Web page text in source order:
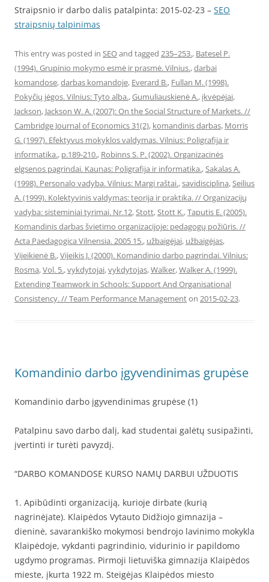
Straipsnio ir darbo dalis patalpinta: 2015-02-23 – SEO
straipsnių talpinimas
This entry was posted in SEOand tagged 235–253., Batesel P.
(1994). Grupinio mokymo esmė ir prasmė. Vilnius.,darbai
komandose,darbas komandoje, Everard B., Fullan M. (1998).
Pokyčių jėgos. Vilnius: Tyto alba.,Gumuliauskienė A., įkvėpėjai,
Jackson, Jackson W. A. (2007): On the Social Structure of Markets. //
Cambridge Journal of Economics 31(2), komandinis darbas, Morris
G. (1997). Efektyvus mokyklos valdymas. Vilnius: Poligrafija ir
informatika., p.189-210., Robinns S. P. (2002). Organizacinės
elgsenos pagrindai. Kaunas: Poligrafija ir informatika.,Sakalas A.
(1998). Personalo vadyba. Vilnius: Margi raštai.,savidisciplina,Seilius
A. (1999). Kolektyvinis valdymas: teorija ir praktika. // Organizacijų
vadyba: sisteminiai tyrimai. Nr.12,Stott,Stott K.,Taputis E. (2005).
Komandinis darbas švietimo organizacijoje: pedagogų požiūris. //
Acta Paedagogica Vilnensia. 2005 15., užbaigėjai, užbaigėjas,
Vijeikienė B.,Vijeikis J. (2000). Komandinio darbo pagrindai. Vilnius:
Rosma,Vol. 5.,vykdytojai,vykdytojas,Walker,Walker A. (1999).
Extending Teamwork in Schools: Support And Organisational
Consistency. // Team Performance Managementon 2015-02-23.
Komandinio darbo įgyvendinimas grupėse
Komandinio darbo įgyvendinimas grupėse (1)
Patalpinu savo darbo dalį, kad studentai galėtų susipažinti,
įvertinti ir turėti pavyzdį.
“DARBO KOMANDOSE KURSO NAMŲ DARBUI UŽDUOTIS
1. Apibūdinti organizaciją, kurioje dirbate (kurią
nagrinėjate). Klaipėdos Vytauto Didžiojo gimnazija –
dieninė, savarankiško mokymosi bendrojo lavinimo mokykla
Klaipėdoje, vykdanti pagrindinio, vidurinio ir papildomo
ugdymo programas. Pirmoji lietuviška gimnazija Klaipėdos
mieste, įkurta 1922 m. Steigėjas Klaipėdos miesto